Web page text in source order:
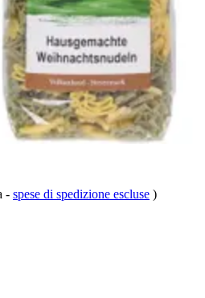
- spese di spedizione escluse )